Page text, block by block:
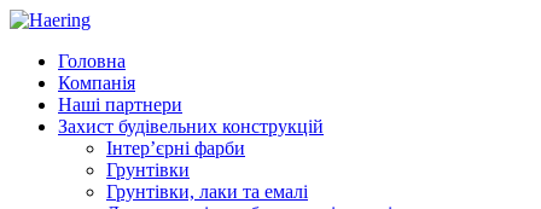
Головна
Компанія
Наші партнери
Захист будівельних конструкцій
Інтер’єрні фарби
Грунтівки
Грунтівки, лаки та емалі